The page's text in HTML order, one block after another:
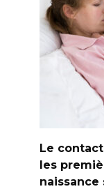
Le
les